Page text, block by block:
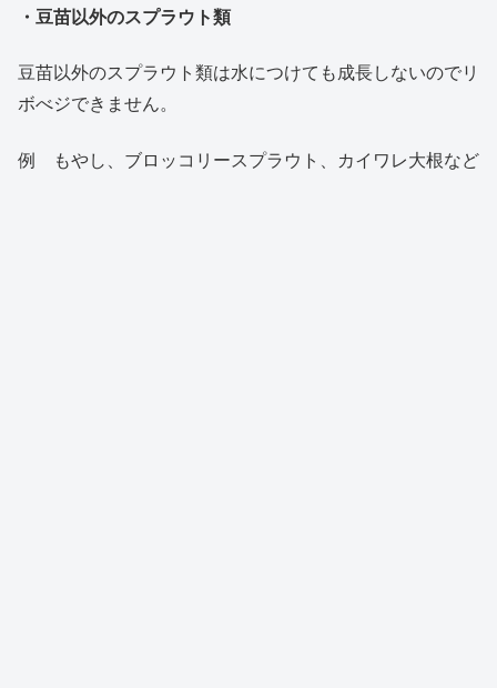
・豆苗以外のスプラウト類
豆苗以外のスプラウト類は水につけても成長しないのでリ
ボべジできません。
例 もやし、ブロッコリースプラウト、カイワレ大根など